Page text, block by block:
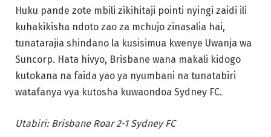
Huku pande zote mbili zikihitaji pointi nyingi zaidi ili
kuhakikisha ndoto zao za mchujo zinasalia hai,
tunatarajia shindano la kusisimua kwenye Uwanja wa
Suncorp. Hata hivyo, Brisbane wana makali kidogo
kutokana na faida yao ya nyumbani na tunatabiri
watafanya vya kutosha kuwaondoa Sydney FC.
Utabiri: Brisbane Roar 2-1 Sydney FC